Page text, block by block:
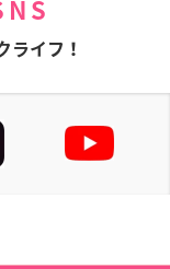
ライフ！